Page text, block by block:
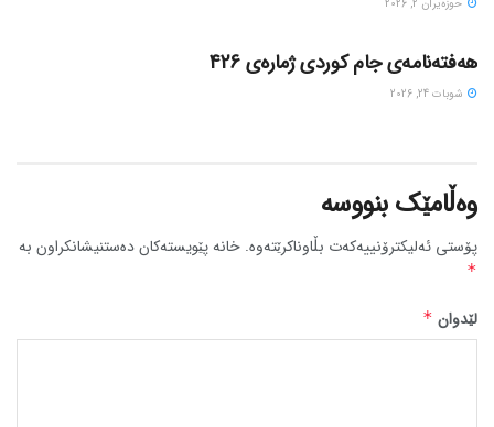
حوزه‌یران 2, 2026
هەفتەنامەی جام کوردی ژمارەی 426
شوبات 24, 2026
وەڵامێک بنووسە
پۆستی ئەلیکترۆنییەکەت بڵاوناکرێتەوە. خانە پێویستەکان دەستنیشانکراون بە
*
لێدوان*